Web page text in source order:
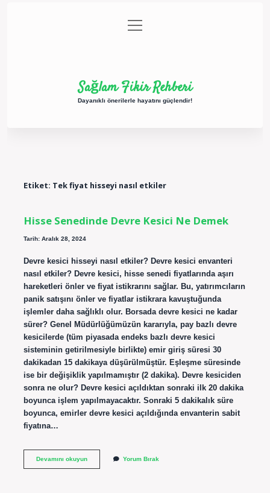
Gizlilik Politikası
menüyü
aç
Sağlam Fikir Rehberi
Dayanıklı önerilerle hayatını güçlendir!
Etiket: Tek fiyat hisseyi nasıl etkiler
Hisse Senedinde Devre Kesici Ne Demek
Tarih: Aralık 28, 2024
Devre kesici hisseyi nasıl etkiler? Devre kesici envanteri
nasıl etkiler? Devre kesici, hisse senedi fiyatlarında aşırı
hareketleri önler ve fiyat istikrarını sağlar. Bu, yatırımcıların
panik satışını önler ve fiyatlar istikrara kavuştuğunda
işlemler daha sağlıklı olur. Borsada devre kesici ne kadar
sürer? Genel Müdürlüğümüzün kararıyla, pay bazlı devre
kesicilerde (tüm piyasada endeks bazlı devre kesici
sisteminin getirilmesiyle birlikte) emir giriş süresi 30
dakikadan 15 dakikaya düşürülmüştür. Eşleşme süresinde
ise bir değişiklik yapılmamıştır (2 dakika). Devre kesiciden
sonra ne olur? Devre kesici açıldıktan sonraki ilk 20 dakika
boyunca işlem yapılmayacaktır. Sonraki 5 dakikalık süre
boyunca, emirler devre kesici açıldığında envanterin sabit
fiyatına…
Devamını okuyunHisse
Yorum Bırak